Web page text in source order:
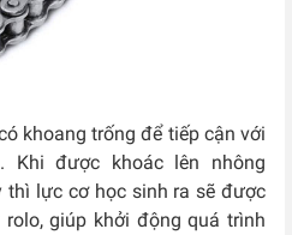
khoang trống để tiếp cận với
Khi được khoác lên nhông
thì lực cơ học sinh ra sẽ được
giúp khởi động quá trình